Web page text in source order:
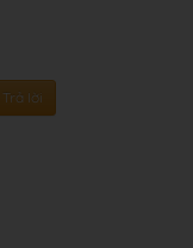
Trả lời